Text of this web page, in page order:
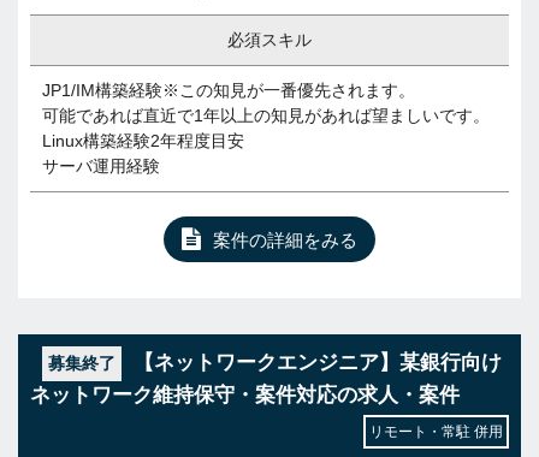
必須スキル
JP1/IM構築経験※この知見が一番優先されます。
可能であれば直近で1年以上の知見があれば望ましいです。
Linux構築経験2年程度目安
サーバ運用経験
案件の詳細をみる
募集終了
【ネットワークエンジニア】某銀行向け
ネットワーク維持保守・案件対応の求人・案件
リモート・常駐 併用